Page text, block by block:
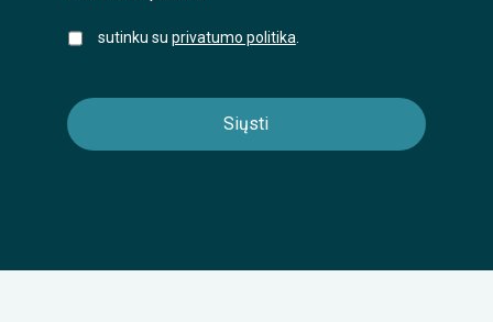
sutinku su privatumo politika